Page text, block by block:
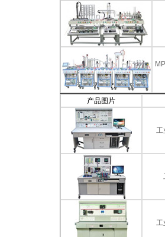
产品图片
工
工